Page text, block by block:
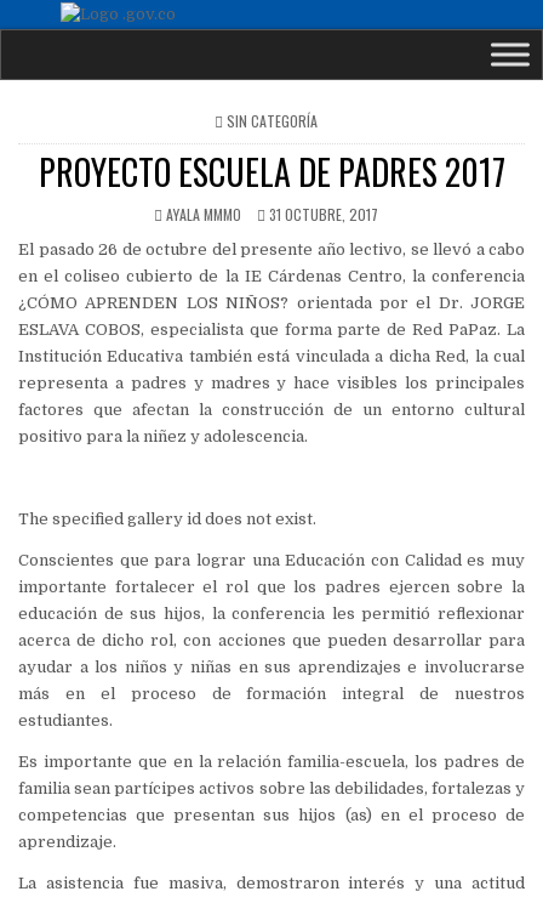
POSTED
IN
SIN CATEGORÍA
PROYECTO ESCUELA DE PADRES 2017
AYALA MMMO 31 OCTUBRE, 2017
El pasado 26 de octubre del presente año lectivo, se llevó a cabo
en el coliseo cubierto de la IE Cárdenas Centro, la conferencia
¿CÓMO APRENDEN LOS NIÑOS? orientada por el Dr. JORGE
ESLAVA COBOS, especialista que forma parte de Red PaPaz. La
Institución Educativa también está vinculada a dicha Red, la cual
representa a padres y madres y hace visibles los principales
factores que afectan la construcción de un entorno cultural
positivo para la niñez y adolescencia.
The specified gallery id does not exist.
Conscientes que para lograr una Educación con Calidad es muy
importante fortalecer el rol que los padres ejercen sobre la
educación de sus hijos, la conferencia les permitió reflexionar
acerca de dicho rol, con acciones que pueden desarrollar para
ayudar a los niños y niñas en sus aprendizajes e involucrarse
más en el proceso de formación integral de nuestros
estudiantes.
Es importante que en la relación familia-escuela, los padres de
familia sean partícipes activos sobre las debilidades, fortalezas y
competencias que presentan sus hijos (as) en el proceso de
aprendizaje.
La asistencia fue masiva, demostraron interés y una actitud